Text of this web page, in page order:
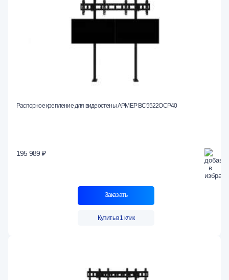
Распорное крепление для видеостены АРМЕР ВС5522ОСР40
195 989 ₽
Заказать
Купить в 1 клик